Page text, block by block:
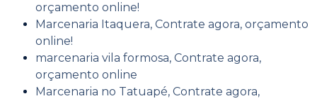
orçamento online!
Marcenaria Itaquera, Contrate agora, orçamento
online!
marcenaria vila formosa, Contrate agora,
orçamento online
Marcenaria no Tatuapé, Contrate agora,